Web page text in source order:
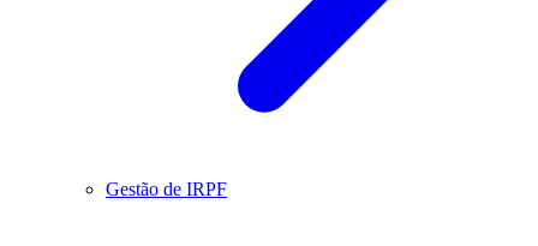
Gestão de IRPF